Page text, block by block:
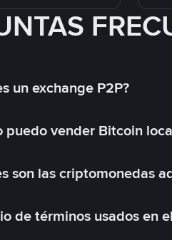
un exchange P2P?
puedo vender Bitcoin
son las criptomonedas
de términos usados en